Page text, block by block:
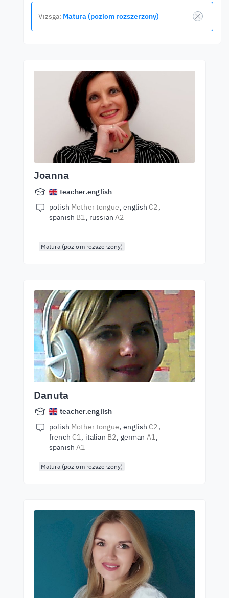
Vizsga: Matura (poziom rozszerzony)
Joanna
teacher.english
polish Mother tongue english C2
spanish B1 russian A2
Matura (poziom rozszerzony)
Danuta
teacher.english
polish Mother tongue english C2
french C1 italian B2 german A1
spanishA1
Matura (poziom rozszerzony)